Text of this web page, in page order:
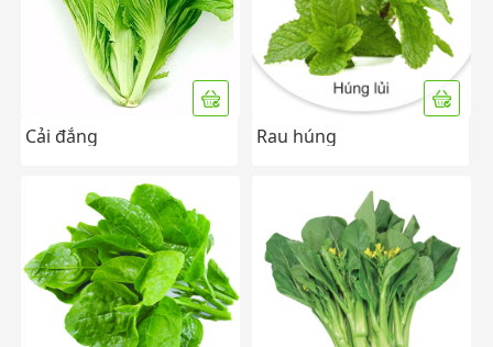
Cải đắng Rau húng